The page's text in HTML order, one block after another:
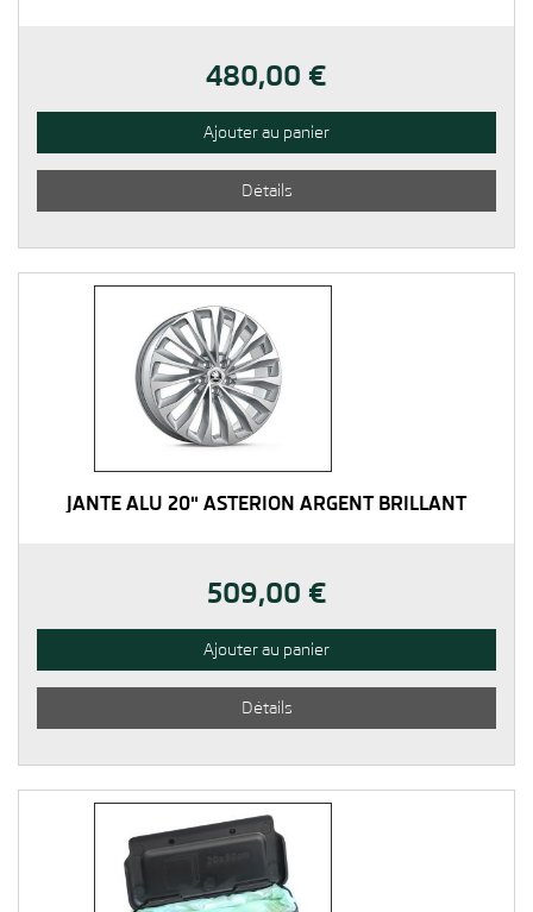
480,00 €
Ajouter au panier
Détails
JANTE ALU 20" ASTERION ARGENT BRILLANT
509,00 €
Ajouter au panier
Détails